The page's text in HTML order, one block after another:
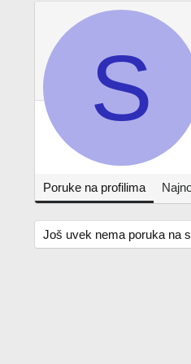
S
Poruke na profilima
Još uvek nema poruka na